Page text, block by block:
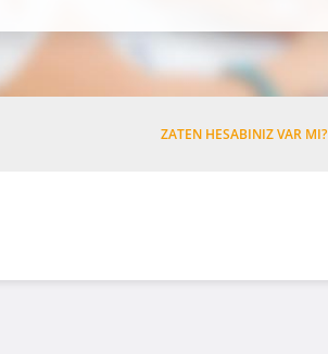
ZATEN HESABINIZ VAR MI?